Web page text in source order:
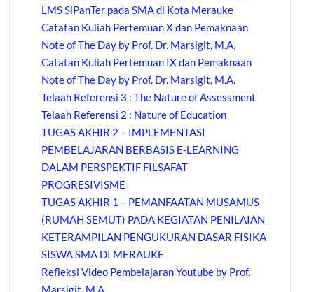
LMS SiPanTer pada SMA di Kota Merauke
Catatan Kuliah Pertemuan X dan Pemaknaan
Note of The Day by Prof. Dr. Marsigit, M.A.
Catatan Kuliah Pertemuan IX dan Pemaknaan
Note of The Day by Prof. Dr. Marsigit, M.A.
Telaah Referensi 3 : The Nature of Assessment
Telaah Referensi 2 : Nature of Education
TUGAS AKHIR 2 – IMPLEMENTASI
PEMBELAJARAN BERBASIS E-LEARNING
DALAM PERSPEKTIF FILSAFAT
PROGRESIVISME
TUGAS AKHIR 1 – PEMANFAATAN MUSAMUS
(RUMAH SEMUT) PADA KEGIATAN PENILAIAN
KETERAMPILAN PENGUKURAN DASAR FISIKA
SISWA SMA DI MERAUKE
Refleksi Video Pembelajaran Youtube by Prof.
Marsigit, M.A